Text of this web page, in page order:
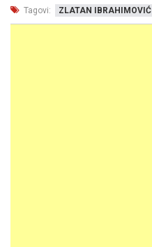
Tagovi: ZLATAN IBRAHIMOVIĆ